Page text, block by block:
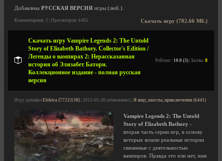
Добавлена РУССКАЯ ВЕРСИЯ игры (люб.).
Скачать игру (782.66 Мб.)
Комментариев: 2 | Просмотров: 6405
Скачать игру Vampire Legends 2: The Untold
Story of Elizabeth Bathory. Collector's Edition /
Легенды о вампирах 2: Нерассказанная
история об Элизабет Батори.
Коллекционное издание - полная русская
версия
Рейтинг: 10.0 (3) | Баллы: 8
Игру добавил Elektra [7722|138] | 2015-05-26 (обновлено) | Я ищу, квесты, приключения (6441)
Vampire Legends 2: The Untold
Story of Elizabeth Bathory -
вторая часть серии игр, в основу
которых вошли реальные истории
связанные с деятельностью
вампиров. Правда это или нет, нам